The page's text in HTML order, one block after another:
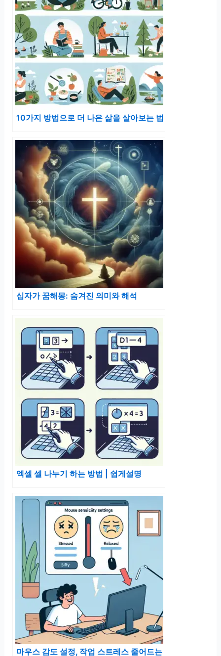
10가지 방법으로 더 나은 삶을 살아보는 법
십자가 꿈해몽: 숨겨진 의미와 해석
엑셀 셀 나누기 하는 방법 | 쉽게설명
마우스 감도 설정, 작업 스트레스 줄어드는